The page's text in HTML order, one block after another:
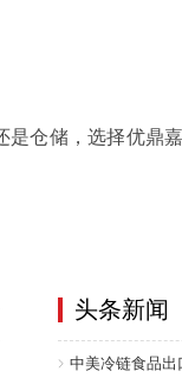
仓储，选择优鼎
头条新闻
中美冷链食品